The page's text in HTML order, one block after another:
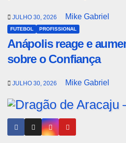
JULHO 30, 2026 Mike Gabriel
FUTEBOL PROFISSIONAL
Anápolis reage e
sobre o Confiança
JULHO 30, 2026 Mike Gabriel